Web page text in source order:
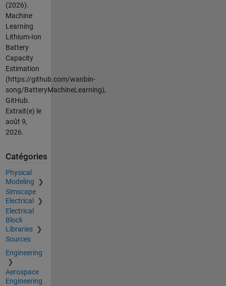
(2026).
Machine
Learning
Lithium-Ion
Battery
Capacity
Estimation
(https://github.com/wanbin-
song/BatteryMachineLearning),
GitHub.
Extrait(e) le
août 9,
2026.
Catégories
Physical
Modeling
Simscape
Electrical
Electrical
Block
Libraries
Sources
Engineering
Aerospace
Engineering